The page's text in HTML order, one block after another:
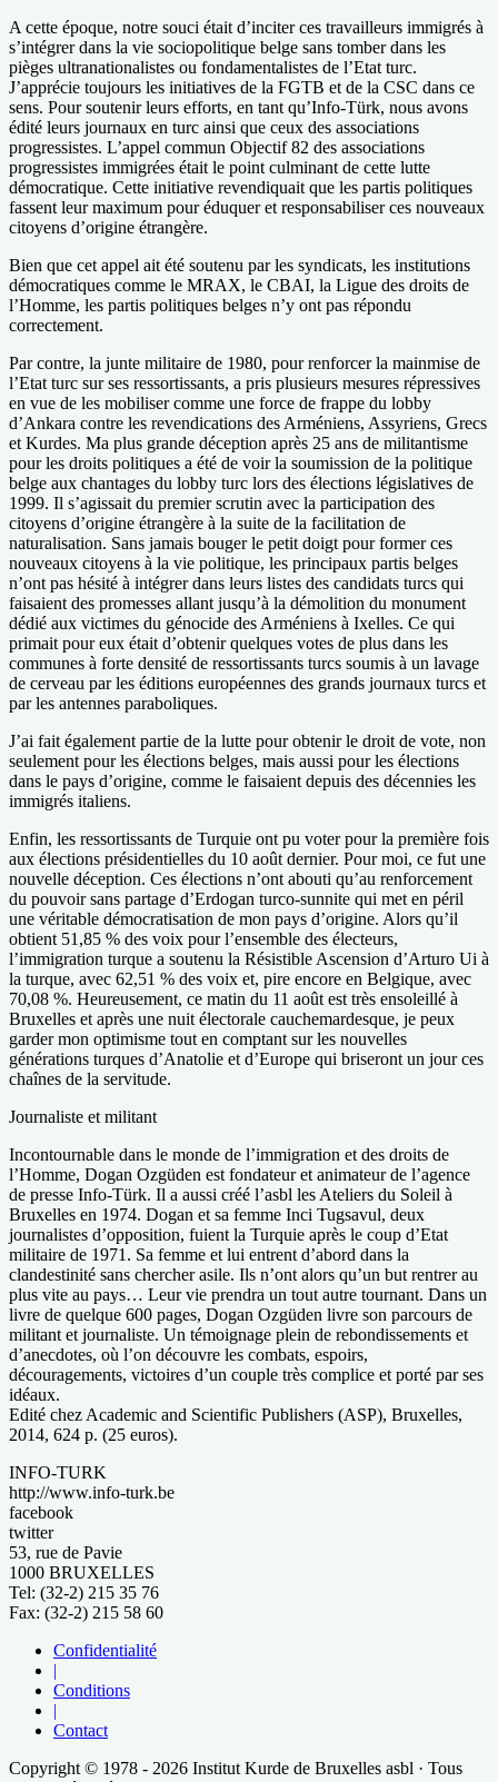
A cette époque, notre souci était d’inciter ces travailleurs immigrés à
s’intégrer dans la vie sociopolitique belge sans tomber dans les
pièges ultranationalistes ou fondamentalistes de l’Etat turc.
J’apprécie toujours les initiatives de la FGTB et de la CSC dans ce
sens. Pour soutenir leurs efforts, en tant qu’Info-Türk, nous avons
édité leurs journaux en turc ainsi que ceux des associations
progressistes. L’appel commun Objectif 82 des associations
progressistes immigrées était le point culminant de cette lutte
démocratique. Cette initiative revendiquait que les partis politiques
fassent leur maximum pour éduquer et responsabiliser ces nouveaux
citoyens d’origine étrangère.
Bien que cet appel ait été soutenu par les syndicats, les institutions
démocratiques comme le MRAX, le CBAI, la Ligue des droits de
l’Homme, les partis politiques belges n’y ont pas répondu
correctement.
Par contre, la junte militaire de 1980, pour renforcer la mainmise de
l’Etat turc sur ses ressortissants, a pris plusieurs mesures répressives
en vue de les mobiliser comme une force de frappe du lobby
d’Ankara contre les revendications des Arméniens, Assyriens, Grecs
et Kurdes. Ma plus grande déception après 25 ans de militantisme
pour les droits politiques a été de voir la soumission de la politique
belge aux chantages du lobby turc lors des élections législatives de
1999. Il s’agissait du premier scrutin avec la participation des
citoyens d’origine étrangère à la suite de la facilitation de
naturalisation. Sans jamais bouger le petit doigt pour former ces
nouveaux citoyens à la vie politique, les principaux partis belges
n’ont pas hésité à intégrer dans leurs listes des candidats turcs qui
faisaient des promesses allant jusqu’à la démolition du monument
dédié aux victimes du génocide des Arméniens à Ixelles. Ce qui
primait pour eux était d’obtenir quelques votes de plus dans les
communes à forte densité de ressortissants turcs soumis à un lavage
de cerveau par les éditions européennes des grands journaux turcs et
par les antennes paraboliques.
J’ai fait également partie de la lutte pour obtenir le droit de vote, non
seulement pour les élections belges, mais aussi pour les élections
dans le pays d’origine, comme le faisaient depuis des décennies les
immigrés italiens.
Enfin, les ressortissants de Turquie ont pu voter pour la première fois
aux élections présidentielles du 10 août dernier. Pour moi, ce fut une
nouvelle déception. Ces élections n’ont abouti qu’au renforcement
du pouvoir sans partage d’Erdogan turco-sunnite qui met en péril
une véritable démocratisation de mon pays d’origine. Alors qu’il
obtient 51,85 % des voix pour l’ensemble des électeurs,
l’immigration turque a soutenu la Résistible Ascension d’Arturo Ui à
la turque, avec 62,51 % des voix et, pire encore en Belgique, avec
70,08 %. Heureusement, ce matin du 11 août est très ensoleillé à
Bruxelles et après une nuit électorale cauchemardesque, je peux
garder mon optimisme tout en comptant sur les nouvelles
générations turques d’Anatolie et d’Europe qui briseront un jour ces
chaînes de la servitude.
Journaliste et militant
Incontournable dans le monde de l’immigration et des droits de
l’Homme, Dogan Ozgüden est fondateur et animateur de l’agence
de presse Info-Türk. Il a aussi créé l’asbl les Ateliers du Soleil à
Bruxelles en 1974. Dogan et sa femme Inci Tugsavul, deux
journalistes d’opposition, fuient la Turquie après le coup d’Etat
militaire de 1971. Sa femme et lui entrent d’abord dans la
clandestinité sans chercher asile. Ils n’ont alors qu’un but rentrer au
plus vite au pays… Leur vie prendra un tout autre tournant. Dans un
livre de quelque 600 pages, Dogan Ozgüden livre son parcours de
militant et journaliste. Un témoignage plein de rebondissements et
d’anecdotes, où l’on découvre les combats, espoirs,
découragements, victoires d’un couple très complice et porté par ses
idéaux.
Edité chez Academic and Scientific Publishers (ASP), Bruxelles,
2014, 624 p. (25 euros).
INFO-TURK
http://www.info-turk.be
facebook
twitter
53, rue de Pavie
1000 BRUXELLES
Tel: (32-2) 215 35 76
Fax: (32-2) 215 58 60
Confidentialité
|
Conditions
|
Contact
Copyright © 1978 - 2026 Institut Kurde de Bruxelles asbl · Tous